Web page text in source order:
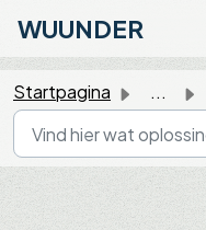
WUUNDER
Startpagina ...